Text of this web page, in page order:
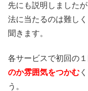
先にも説明しました
法に当たるのは難し
聞きます。
各サービスで初回の
のか雰囲気をつかむ
う。